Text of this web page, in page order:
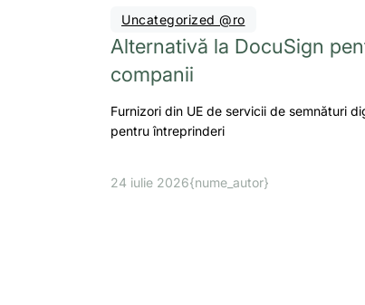
Uncategorized @ro
Alternativă la DocuSign
companii
Furnizori din UE de servicii de semnături
pentru întreprinderi
24 iulie 2026{nume_autor}